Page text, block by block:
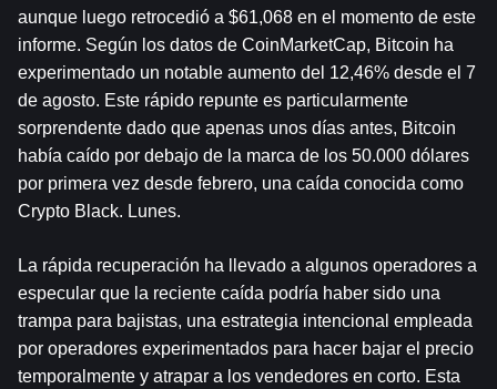
aunque luego retrocedió a $61,068 en el momento de este
informe. Según los datos de CoinMarketCap, Bitcoin ha
experimentado un notable aumento del 12,46% desde el 7
de agosto. Este rápido repunte es particularmente
sorprendente dado que apenas unos días antes, Bitcoin
había caído por debajo de la marca de los 50.000 dólares
por primera vez desde febrero, una caída conocida como
Crypto Black. Lunes.
La rápida recuperación ha llevado a algunos operadores a
especular que la reciente caída podría haber sido una
trampa para bajistas, una estrategia intencional empleada
por operadores experimentados para hacer bajar el precio
temporalmente y atrapar a los vendedores en corto. Esta